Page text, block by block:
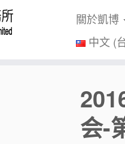
關於凱博
中文 (
会-